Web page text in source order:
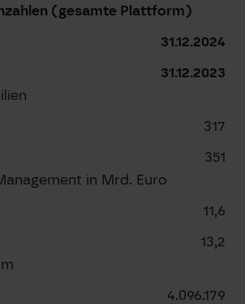
(gesamte Plattform)
31.12.2024
31.12.2023
317
351
in Mrd. Euro
11,6
13,2
4.096.179